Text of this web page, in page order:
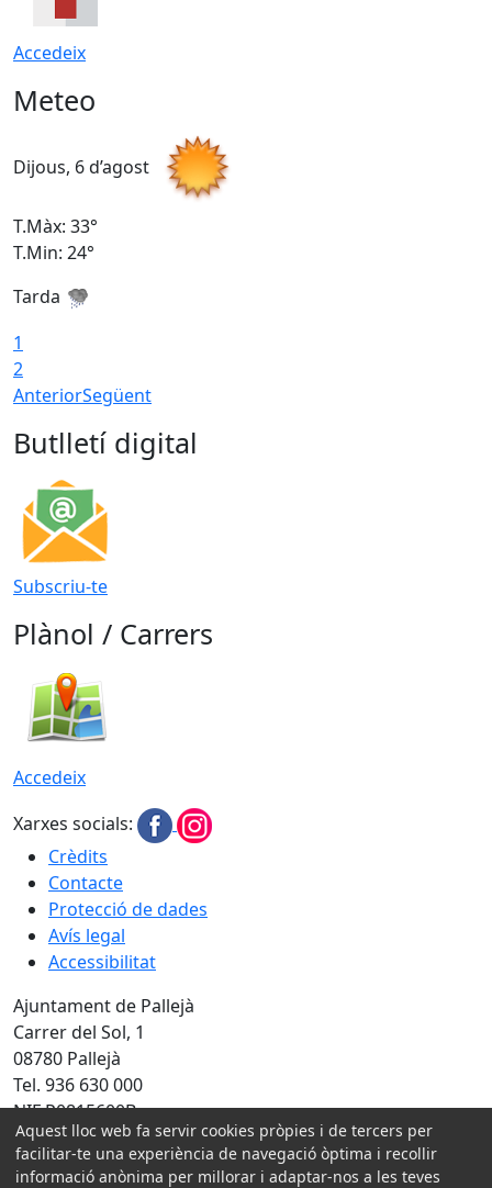
Accedeix
Meteo
Dijous, 6 d’agost
T.Màx: 33°
T.Min: 24°
Tarda
1
2
AnteriorSegüent
Butlletí digital
Subscriu-te
Plànol / Carrers
Accedeix
Xarxes socials:
Crèdits
Contacte
Protecció de dades
Avís legal
Accessibilitat
Ajuntament de Pallejà
Carrer del Sol, 1
08780 Pallejà
Tel. 936 630 000
NIF P0815600B
Amb la col·laboració de:
Aquest lloc web fa servir cookies pròpies i de tercers per
facilitar-te una experiència de navegació òptima i recollir
informació anònima per millorar i adaptar-nos a les teves